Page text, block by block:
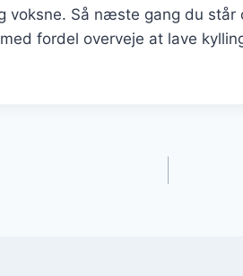
voksne. Så næste gang du står
fordel overveje at lave